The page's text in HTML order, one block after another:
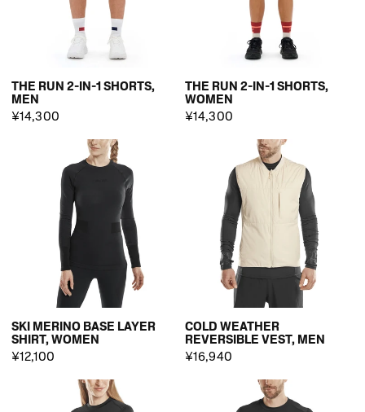
THE RUN 2-IN-1 SHORTS,
MEN
¥14,300
THE RUN 2-IN-1 SHORTS,
WOMEN
¥14,300
SKI MERINO BASE LAYER
SHIRT, WOMEN
¥12,100
COLD WEATHER
REVERSIBLE VEST, MEN
¥16,940